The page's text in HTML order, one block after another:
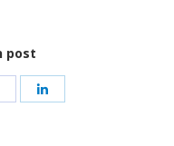
post
Share